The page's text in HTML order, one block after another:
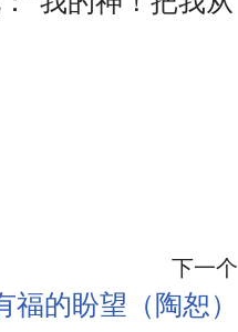
下一个
福的盼望（陶恕）